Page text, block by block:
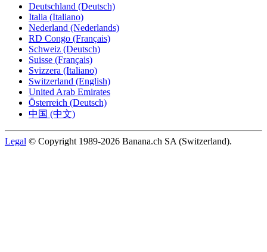
Deutschland (Deutsch)
Italia (Italiano)
Nederland (Nederlands)
RD Congo (Français)
Schweiz (Deutsch)
Suisse (Français)
Svizzera (Italiano)
Switzerland (English)
United Arab Emirates
Österreich (Deutsch)
中国 (中文)
Legal © Copyright 1989-2026 Banana.ch SA (Switzerland).